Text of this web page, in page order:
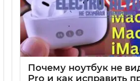
Почему ноутбук не
Pro и как исправить